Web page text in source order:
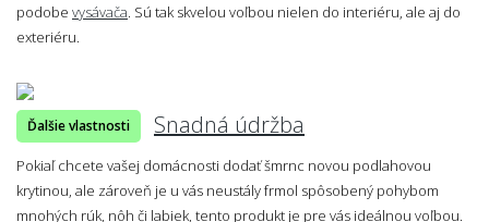
podobe vysávača. Sú tak skvelou voľbou nielen do interiéru, ale aj do
exteriéru.
Ďalšie vlastnosti Snadná údržba
Pokiaľ chcete vašej domácnosti dodať šmrnc novou podlahovou
krytinou, ale zároveň je u vás neustály frmol spôsobený pohybom
mnohých rúk, nôh či labiek, tento produkt je pre vás ideálnou voľbou.